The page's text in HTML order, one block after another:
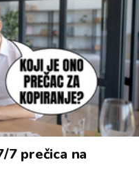
7 prečica na